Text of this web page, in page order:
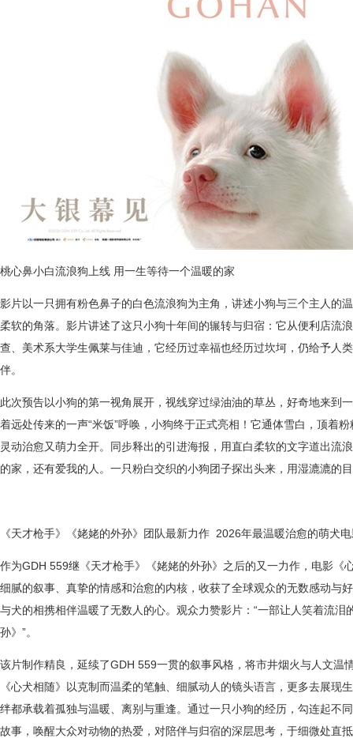
桃心鼻小白流浪狗上线 用一生等待一个温暖的家
影片以一只拥有粉色鼻子的白色流浪狗为主角， 讲述小狗与三个主人的
柔软的角落。影片讲述了这只小狗十年间的辗转与归宿：它从便利店流
查、美术系大学生佩莱与佳迪，它经历过幸福也经历过坎坷， 仍给予人
伴。
此次预告以小狗的第一视角展开，视线穿过绿油油的草丛，好奇地来到
着远处传来的一声“米饭”呼唤，小狗终于正式亮相！它通体雪白，顶着
灵动治愈又萌力全开。同步释出的引进海报，用直白柔软的文字道出流
的家，还有爱我的人。一只粉白交织的小狗团子探出头来，用湿漉漉的
《天才枪手》《姥姥的外孙》团队最新力作 2026年最温暖治愈的萌犬
作为GDH 559继《天才枪手》《姥姥的外孙》之后的又一力作，电影《
细腻的叙事、真挚的情感和治愈的内核，收获了全球观众的无数感动与
与犬的相携相伴温暖了无数人的心。观众力赞影片： “一部让人笑着流泪
孙》”。
该片制作精良，延续了GDH 559一贯的叙事风格，将市井烟火与人文温
《心犬相随》以克制而温柔的笔触、细腻动人的镜头语言，更多去展现
绊都承载着孤独与温暖、离别与重逢。通过一只小狗的经历， 勾连起不
故事，唤醒大众对动物的热爱，对陪伴与归宿的深层思考，于细微处直